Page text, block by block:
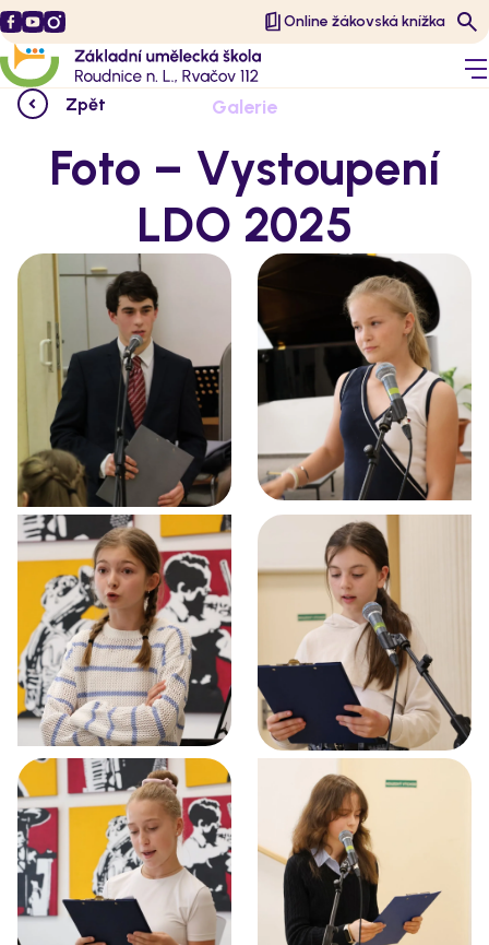
Online žákovská knížka
Zpět Galerie
Foto – Vystoupení
LDO 2025